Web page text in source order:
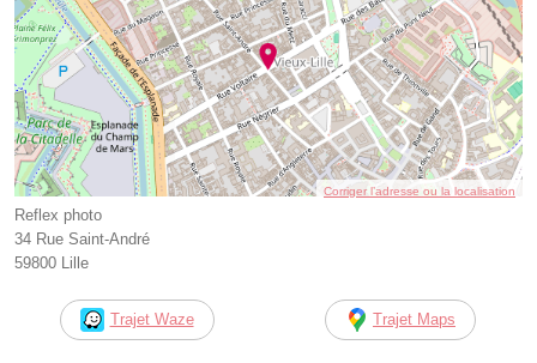
Corriger l’adresse ou la localisation
Reflex photo
34 Rue Saint-André
59800 Lille
Trajet Waze Trajet Maps